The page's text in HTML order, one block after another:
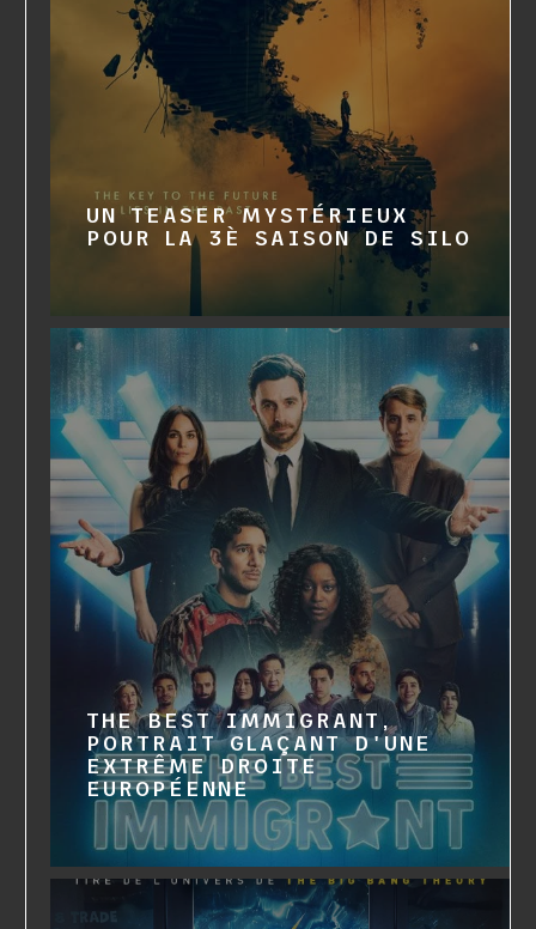
UN TEASER MYSTÉRIEUX
POUR LA 3È SAISON DE SILO
THE BEST IMMIGRANT,
PORTRAIT GLAÇANT D'UNE
EXTRÊME DROITE
EUROPÉENNE